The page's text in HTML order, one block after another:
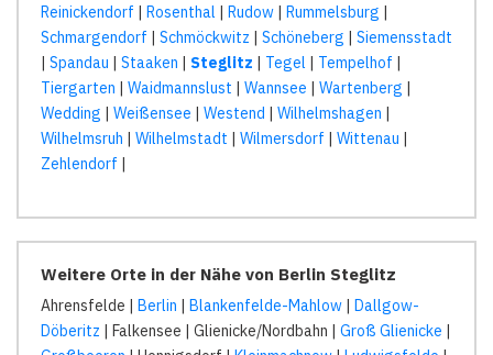
Reinickendorf | Rosenthal | Rudow | Rummelsburg |
Schmargendorf | Schmöckwitz | Schöneberg | Siemensstadt
| Spandau | Staaken | Steglitz | Tegel | Tempelhof |
Tiergarten | Waidmannslust | Wannsee | Wartenberg |
Wedding | Weißensee | Westend | Wilhelmshagen |
Wilhelmsruh | Wilhelmstadt | Wilmersdorf | Wittenau |
Zehlendorf |
Weitere Orte in der Nähe von Berlin Steglitz
Ahrensfelde | Berlin | Blankenfelde-Mahlow | Dallgow-
Döberitz | Falkensee | Glienicke/Nordbahn | Groß Glienicke |